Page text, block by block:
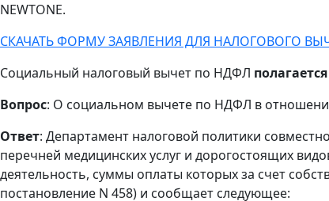
NEWTONE.
СКАЧАТЬ ФОРМУ ЗАЯВЛЕНИЯ ДЛЯ НАЛОГОВОГО
Социальный налоговый вычет по НДФЛ
Вопрос: О социальном вычете по НДФЛ в
Ответ: Департамент налоговой политики
перечней медицинских услуг и дорогостоящих
деятельность, суммы оплаты которых за счет
постановление N 458) и сообщает следующее: